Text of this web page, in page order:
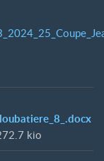
kio